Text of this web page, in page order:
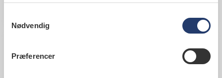
Nødvendig
Præferencer
informationer om region Sjælland.
Region Syddanmark